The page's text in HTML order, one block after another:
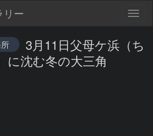
リー
3月11日父母ケ浜（ち
に沈む冬の大三角